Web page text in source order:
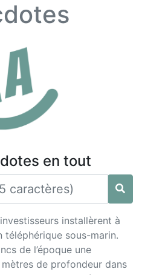
en tout
installèrent à
téléphérique sous-marin.
de l’époque une
de profondeur dans